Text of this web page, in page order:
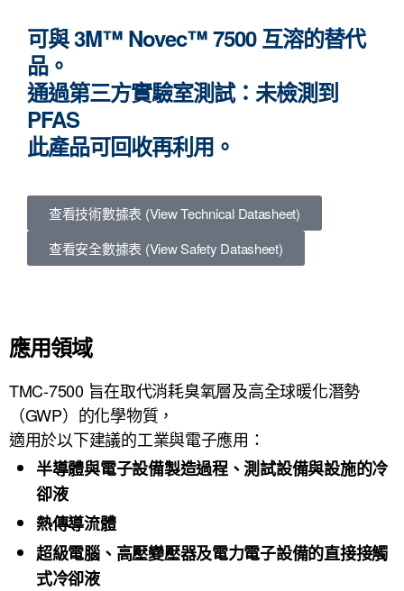
可與 3M™ Novec™ 7500 互溶的替代
品。
通過第三方實驗室測試：未檢測到
PFAS
此產品可回收再利用。
查看技術數據表 (View Technical Datasheet)
查看安全數據表 (View Safety Datasheet)
應用領域
TMC-7500 旨在取代消耗臭氧層及高全球暖化潛勢
（GWP）的化學物質，
適用於以下建議的工業與電子應用：
半導體與電子設備製造過程、測試設備與設施的冷
卻液
熱傳導流體
超級電腦、高壓變壓器及電力電子設備的直接接觸
式冷卻液